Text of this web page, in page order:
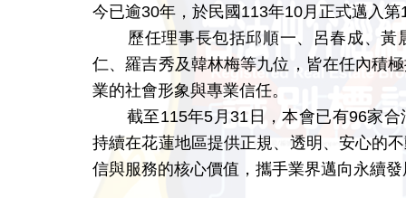
【訊息公告】轉知~第25
【訊息公告】115005梯
今已逾30年，於民國113年10月正式邁入
歷任理事長包括邱順一、呂春成、黃
仁、羅吉秀及韓林梅等九位，皆在任內積
業的社會形象與專業信任。
截至115年5月31日，本會已有96家合
持續在花蓮地區提供正規、透明、安心的
信與服務的核心價值，攜手業界邁向永續發